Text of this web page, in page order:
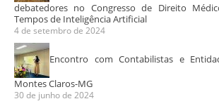
debatedores no Congresso de Direito
Tempos de Inteligência Artificial
4 de setembro de 2024
Encontro com Contabilistas e
Montes Claros-MG
30 de junho de 2024